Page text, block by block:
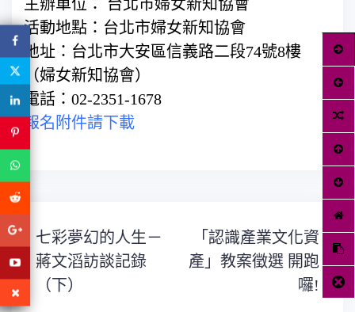
主辦單位： 台北市婦女新知協會
活動地點：台北市婦女新知協會
地址：台北市大安區信義路二段74號8樓
（婦女新知協會）
電話：02-2351-1678
報名附件請下載
文
章
導
覽
七彩夢幻的人生－
蔣文滔訪談記錄
（下）
「認識產業文化資
產」教案徵選 開跑
囉!